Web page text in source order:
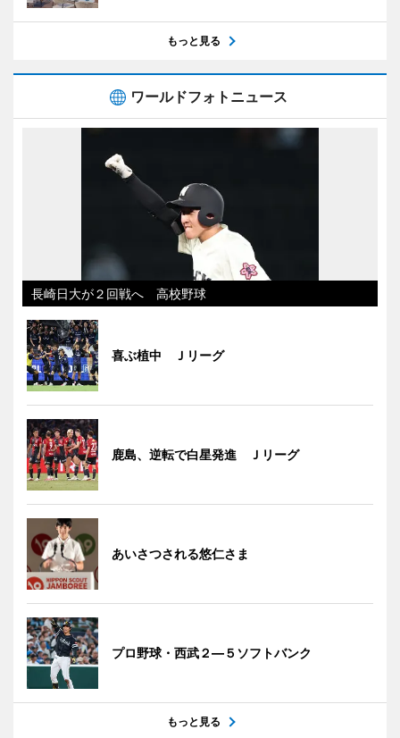
もっと見る
ワールドフォトニュース
長崎日大が２回戦へ 高校野球
喜ぶ植中 Ｊリーグ
鹿島、逆転で白星発進 Ｊリーグ
あいさつされる悠仁さま
プロ野球・西武２―５ソフトバンク
もっと見る